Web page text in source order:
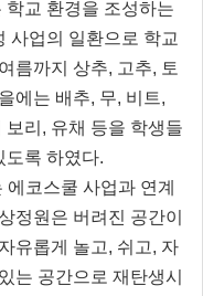
학교 환경을 조성하는
사업의 일환으로 학교
름까지 상추, 고추, 토
에는 배추, 무, 비트,
리, 유채 등을 학생들
도록 하였다.
코스쿨 사업과 연계
정원은 버려진 공간이
유롭게 놀고, 쉬고, 자
는 공간으로 재탄생시